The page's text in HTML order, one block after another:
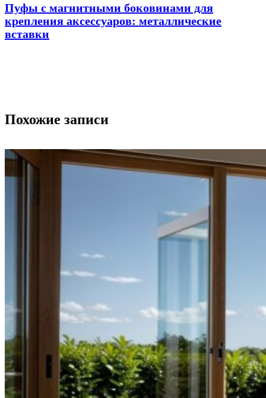
Пуфы с магнитными боковинами для
крепления аксессуаров: металлические
вставки
Похожие записи